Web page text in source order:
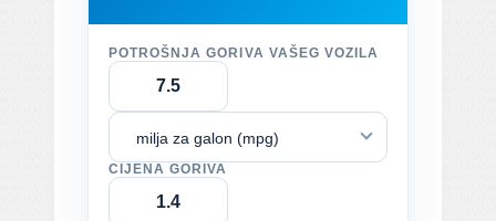
POTROŠNJA GORIVA VAŠEG VOZILA
milja za galon (mpg)
CIJENA GORIVA